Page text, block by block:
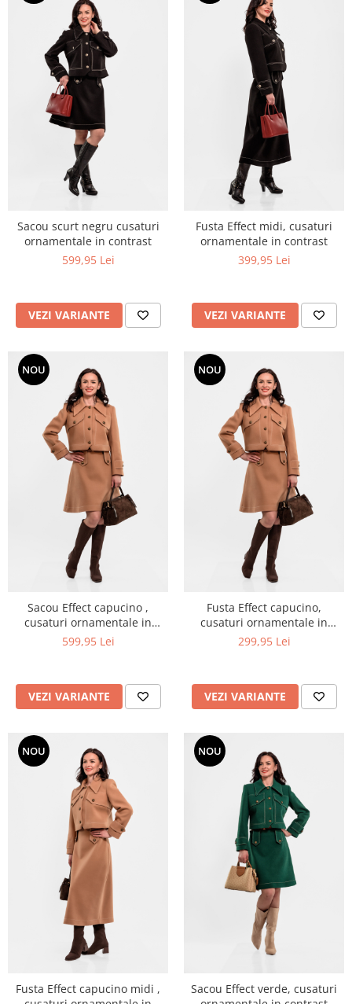
Sacou scurt negru cusaturi
ornamentale in contrast
599,95 Lei
VEZI VARIANTE
Fusta Effect midi, cusaturi
ornamentale in contrast
399,95 Lei
VEZI VARIANTE
NOU
Sacou Effect capucino ,
cusaturi ornamentale in
contrast
599,95 Lei
VEZI VARIANTE
NOU
Fusta Effect capucino,
cusaturi ornamentale in
contrast
299,95 Lei
VEZI VARIANTE
NOU
Fusta Effect capucino midi ,
NOU
Sacou Effect verde, cusaturi